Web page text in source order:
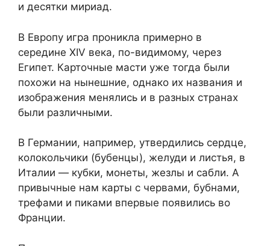
и десятки мириад.
В Европу игра проникла примерно в
середине XIV века, по-видимому, через
Египет. Карточные масти уже тогда были
похожи на нынешние, однако их названия и
изображения менялись и в разных странах
были различными.
В Германии, например, утвердились сердце,
колокольчики (бубенцы), желуди и листья, в
Италии — кубки, монеты, жезлы и сабли. А
привычные нам карты с червами, бубнами,
трефами и пиками впервые появились во
Франции.